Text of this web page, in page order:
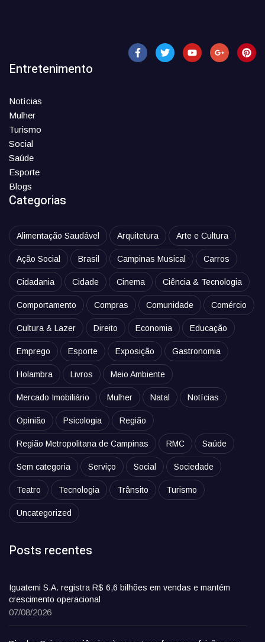
Entretenimento
Notícias
Mulher
Turismo
Social
Saúde
Esporte
Blogs
Categorias
Alimentação Saudável Arquitetura Arte e Cultura
Ação Social Brasil Campinas Musical Carros
Cidadania Cidade Cinema Ciência & Tecnologia
Comportamento Compras Comunidade Comércio
Cultura & Lazer Direito Economia Educação
Emprego Esporte Exposição Gastronomia
Holambra Livros Meio Ambiente
Mercado Imobiliário Mulher Natal Notícias
Opinião Psicologia Região
Região Metropolitana de Campinas RMC Saúde
Sem categoria Serviço Social Sociedade
Teatro Tecnologia Trânsito Turismo
Uncategorized
Posts recentes
Iguatemi S.A. registra R$ 6,6 bilhões em vendas e mantém
crescimento operacional
07/08/2026